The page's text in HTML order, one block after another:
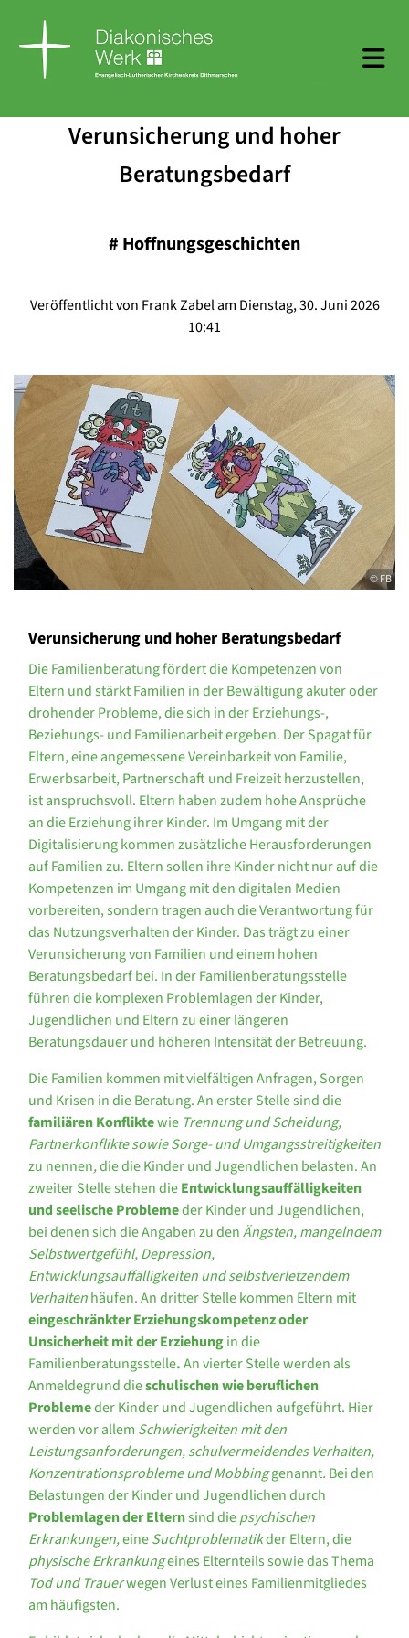
Verunsicherung und hoher
Beratungsbedarf
# Hoffnungsgeschichten
Veröffentlicht von Frank Zabel am Dienstag, 30. Juni 2026
10:41
© FB
Verunsicherung und hoher Beratungsbedarf
Die Familienberatung fördert die Kompetenzen von
Eltern und stärkt Familien in der Bewältigung akuter oder
drohender Probleme, die sich in der Erziehungs-,
Beziehungs- und Familienarbeit ergeben. Der Spagat für
Eltern, eine angemessene Vereinbarkeit von Familie,
Erwerbsarbeit, Partnerschaft und Freizeit herzustellen,
ist anspruchsvoll. Eltern haben zudem hohe Ansprüche
an die Erziehung ihrer Kinder. Im Umgang mit der
Digitalisierung kommen zusätzliche Herausforderungen
auf Familien zu. Eltern sollen ihre Kinder nicht nur auf die
Kompetenzen im Umgang mit den digitalen Medien
vorbereiten, sondern tragen auch die Verantwortung für
das Nutzungsverhalten der Kinder. Das trägt zu einer
Verunsicherung von Familien und einem hohen
Beratungsbedarf bei. In der Familienberatungsstelle
führen die komplexen Problemlagen der Kinder,
Jugendlichen und Eltern zu einer längeren
Beratungsdauer und höheren Intensität der Betreuung.
Die Familien kommen mit vielfältigen Anfragen, Sorgen
und Krisen in die Beratung. An erster Stelle sind die
familiären Konfliktewie Trennung und Scheidung,
Partnerkonflikte sowie Sorge- und Umgangsstreitigkeiten
zu nennen,die die Kinder und Jugendlichen belasten. An
zweiter Stelle stehen dieEntwicklungsauffälligkeiten
und seelische Problemeder Kinder und Jugendlichen,
bei denen sich die Angaben zu denÄngsten, mangelndem
Selbstwertgefühl, Depression,
Entwicklungsauffälligkeiten und selbstverletzendem
Verhaltenhäufen. An dritter Stelle kommen Eltern mit
eingeschränkter Erziehungskompetenz oder
Unsicherheit mit der Erziehungin die
Familienberatungsstelle.An vierter Stelle werden als
Anmeldegrund dieschulischen wie beruflichen
Problemeder Kinder und Jugendlichen aufgeführt. Hier
werden vor allem Schwierigkeiten mit den
Leistungsanforderungen, schulvermeidendes Verhalten,
Konzentrationsprobleme und Mobbinggenannt. Bei den
Belastungen der Kinder und Jugendlichen durch
Problemlagen der Elternsind diepsychischen
Erkrankungen,eineSuchtproblematikder Eltern, die
physische Erkrankungeines Elternteils sowie das Thema
Tod und Trauerwegen Verlust eines Familienmitgliedes
am häufigsten.